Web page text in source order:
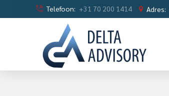
Telefoon: +31 70 200 1414 Adres: